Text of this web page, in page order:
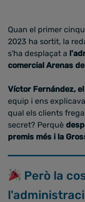
Quan el primer
2023 ha sortit, la
s'ha desplaçat a
comercial Arenas
Víctor Fernández,
equip i ens
qual els clients
secret? Perquè
premis més i la
Però la